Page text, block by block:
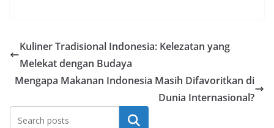
Kuliner Tradisional Indonesia: Kelezatan yang
Melekat dengan Budaya
Mengapa Makanan Indonesia Masih Difavoritkan di
Dunia Internasional?
Search